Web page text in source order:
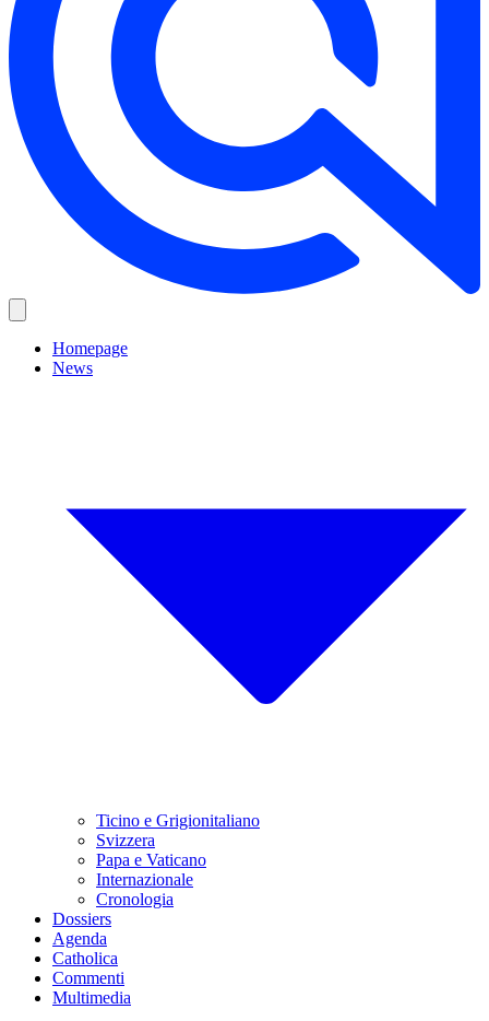
Homepage
News
Ticino e Grigionitaliano
Svizzera
Papa e Vaticano
Internazionale
Cronologia
Dossiers
Agenda
Catholica
Commenti
Multimedia